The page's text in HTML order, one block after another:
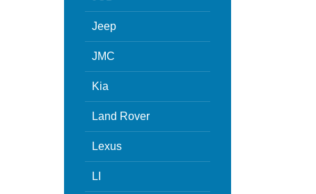
Jeep
JMC
Kia
Land Rover
Lexus
LI